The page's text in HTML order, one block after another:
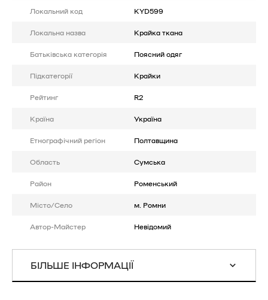
Локальний код KYD599
Локальна назва Крайка ткана
Батькiвська категорія Поясний одяг
Підкатегорії Крайки
Рейтинг R2
Країна Україна
Етнографічний регіон Полтавщина
Область Сумська
Район Роменський
Місто/Село м. Ромни
Автор-Майстер Невідомий
БІЛЬШЕ ІНФОРМАЦІЇ